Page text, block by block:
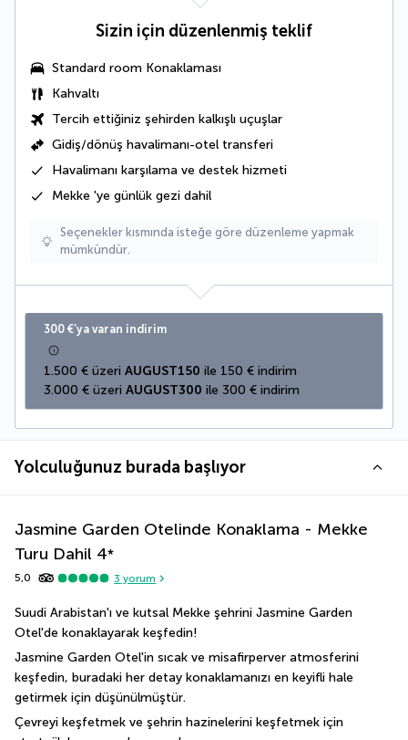
Sizin için düzenlenmiş teklif
Standard room Konaklaması
Kahvaltı
Tercih ettiğiniz şehirden kalkışlı uçuşlar
Gidiş/dönüş havalimanı-otel transferi
Havalimanı karşılama ve destek hizmeti
Mekke 'ye günlük gezi dahil
Seçenekler kısmında isteğe göre düzenleme yapmak
mümkündür.
300 €’ya varan indirim
1.500 € üzeri AUGUST150 ile 150 € indirim
3.000 € üzeri AUGUST300 ile 300 € indirim
Yolculuğunuz burada başlıyor
Jasmine Garden Otelinde Konaklama - Mekke
Turu Dahil 4*
5,0 3 yorum
Suudi Arabistan'ı ve kutsal Mekke şehrini Jasmine Garden
Otel'de konaklayarak keşfedin!
Jasmine Garden Otel'in sıcak ve misafirperver atmosferini
keşfedin, buradaki her detay konaklamanızı en keyifli hale
getirmek için düşünülmüştür.
Çevreyi keşfetmek ve şehrin hazinelerini keşfetmek için